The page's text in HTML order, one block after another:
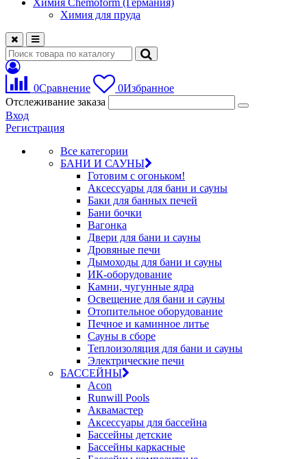
Химия Chemoform (Германия)
Химия для пруда
0Сравнение 0Избранное
Отслеживание заказа
Вход
Регистрация
Все категории
БАНИ И САУНЫ
Готовим с огоньком!
Аксессуары для бани и сауны
Баки для банных печей
Бани бочки
Вагонка
Двери для бани и сауны
Дровяные печи
Дымоходы для бани и сауны
ИК-оборудование
Камни, чугунные ядра
Освещение для бани и сауны
Отопительное оборудование
Печное и каминное литье
Сауны в сборе
Теплоизоляция для бани и сауны
Электрические печи
БАССЕЙНЫ
Acon
Runwill Pools
Аквамастер
Аксессуары для бассейна
Бассейны детские
Бассейны каркасные